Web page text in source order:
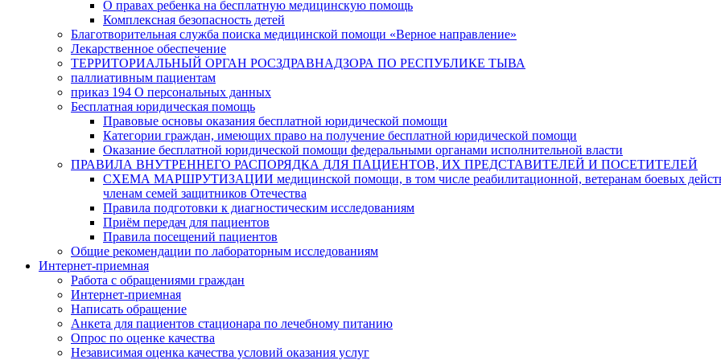
О правах ребенка на бесплатную медицинскую помощь
Комплексная безопасность детей
Благотворительная служба поиска медицинской помощи «Верное направление»
Лекарственное обеспечение
ТЕРРИТОРИАЛЬНЫЙ ОРГАН РОСЗДРАВНАДЗОРА ПО РЕСПУБЛИКЕ ТЫВА
паллиативным пациентам
приказ 194 О персональных данных
Бесплатная юридическая помощь
Правовые основы оказания бесплатной юридической помощи
Категории граждан, имеющих право на получение бесплатной юридической помощи
Оказание бесплатной юридической помощи федеральными органами исполнительной власти
ПРАВИЛА ВНУТРЕННЕГО РАСПОРЯДКА ДЛЯ ПАЦИЕНТОВ, ИХ ПРЕДСТАВИТЕЛЕЙ И ПОСЕТИТЕЛЕЙ
СХЕМА МАРШРУТИЗАЦИИ медицинской помощи, в том числе реабилитационной, ветеранам боевых
членам семей защитников Отечества
Правила подготовки к диагностическим исследованиям
Приём передач для пациентов
Правила посещений пациентов
Общие рекомендации по лабораторным исследованиям
Интернет-приемная
Работа с обращениями граждан
Интернет-приемная
Написать обращение
Анкета для пациентов стационара по лечебному питанию
Опрос по оценке качества
Независимая оценка качества условий оказания услуг